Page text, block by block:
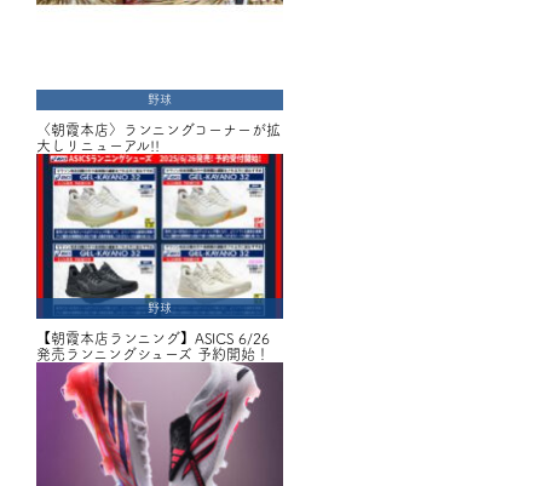
野球
〈朝霞本店〉ランニングコーナーが拡
大しリニューアル!!
野球
【朝霞本店ランニング】ASICS 6/26
発売ランニングシューズ 予約開始！